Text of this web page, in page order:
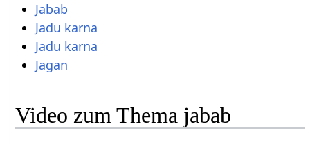
Jabab
Jadu karna
Jadu karna
Jagan
Video zum Thema jabab